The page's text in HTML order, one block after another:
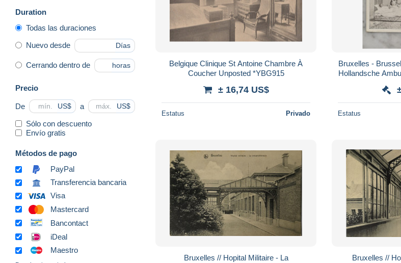
Duration
Todas las duraciones
Nuevo desde Días
Cerrando dentro de horas
Precio
De US$ a US$
Sólo con descuento
Envío gratis
Métodos de pago
PayPal
Transferencia bancaria
Visa
Mastercard
Bancontact
iDeal
Maestro
Belgique Clinique St Antoine Chambre À
Coucher Unposted *YBG915
± 16,74 US$
Estatus Privado
Bruxelles -
Hollandsche
Estatus
Bruxelles // Hopital Militaire - La
Bruxelles //